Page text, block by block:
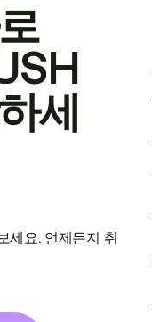
세
세요. 언제든지 취